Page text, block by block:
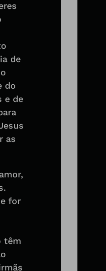
de
do
e de
as
for
têm